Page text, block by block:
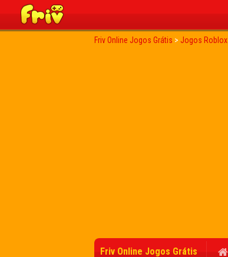
Friv Online Jogos Grátis > Jogos Roblox
Friv Online Jogos Grátis